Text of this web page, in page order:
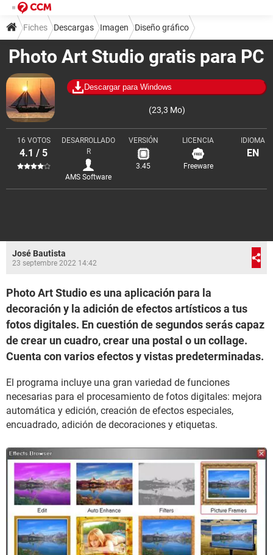
Photo Art Studio gratis para PC
Descargar para Windows
(23,3 Mo)
16 VOTOS
4.1 / 5
DESARROLLADO
R
AMS Software
VERSIÓN
3.45
LICENCIA
Freeware
IDIOMA
EN
Fiches Descargas Imagen Diseño gráfico
Composición de imágenes
José Bautista
23 septembre 2022 14:42
Photo Art Studio es una aplicación para la
decoración y la adición de efectos artísticos a tus
fotos digitales. En cuestión de segundos serás capaz
de crear un cuadro, crear una postal o un collage.
Cuenta con varios efectos y vistas predeterminadas.
El programa incluye una gran variedad de funciones
necesarias para el procesamiento de fotos digitales: mejora
automática y edición, creación de efectos especiales,
encuadrado, adición de decoraciones y etiquetas.